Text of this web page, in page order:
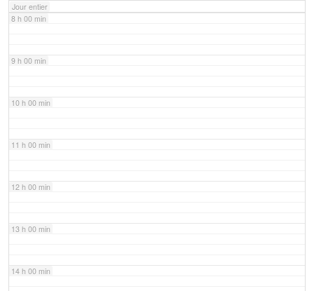
Jour entier
8 h 00 min
9 h 00 min
10 h 00 min
11 h 00 min
12 h 00 min
13 h 00 min
14 h 00 min